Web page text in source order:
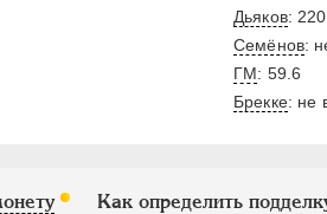
Дьяков:
Семёнов:
ГМ: 59.6
Брекке: не
Как определить